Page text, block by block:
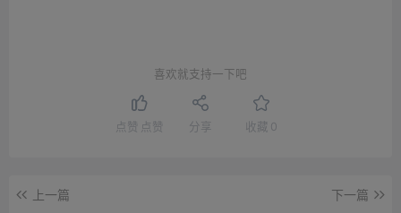
喜欢就支持一下吧
点赞 点赞 分享 收藏 0
上一篇
下一篇